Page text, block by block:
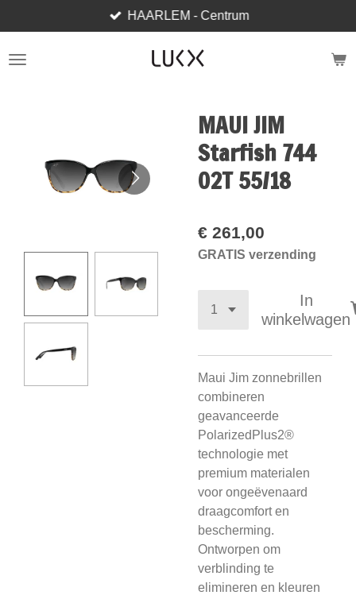
direct
naar
HAARLEM - Centrum
MAUI JIM
Starfish 744
02T 55/18
€ 261,00
GRATIS verzending
In
winkelwagen
Maui Jim zonnebrillen
combineren
geavanceerde
PolarizedPlus2®
technologie met
premium materialen
voor ongeëvenaard
draagcomfort en
bescherming.
Ontworpen om
verblinding te
elimineren en kleuren